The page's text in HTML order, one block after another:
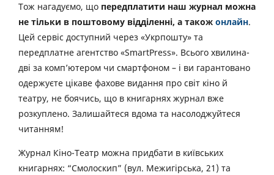
Тож нагадуємо, що передплатити наш журнал можна
не тільки в поштовому відділенні, а також онлайн.
Цей сервіс доступний через «Укрпошту» та
передплатне агентство «SmartPress». Всього хвилина-
дві за комп’ютером чи смартфоном – і ви гарантовано
одержуєте цікаве фахове видання про світ кіно й
театру, не боячись, що в книгарнях журнал вже
розкуплено. Залишайтеся вдома та насолоджуйтеся
читанням!
Журнал Кіно-Театр можна придбати в київських
книгарнях: “Смолоскип” (вул. Межигірська, 21) та